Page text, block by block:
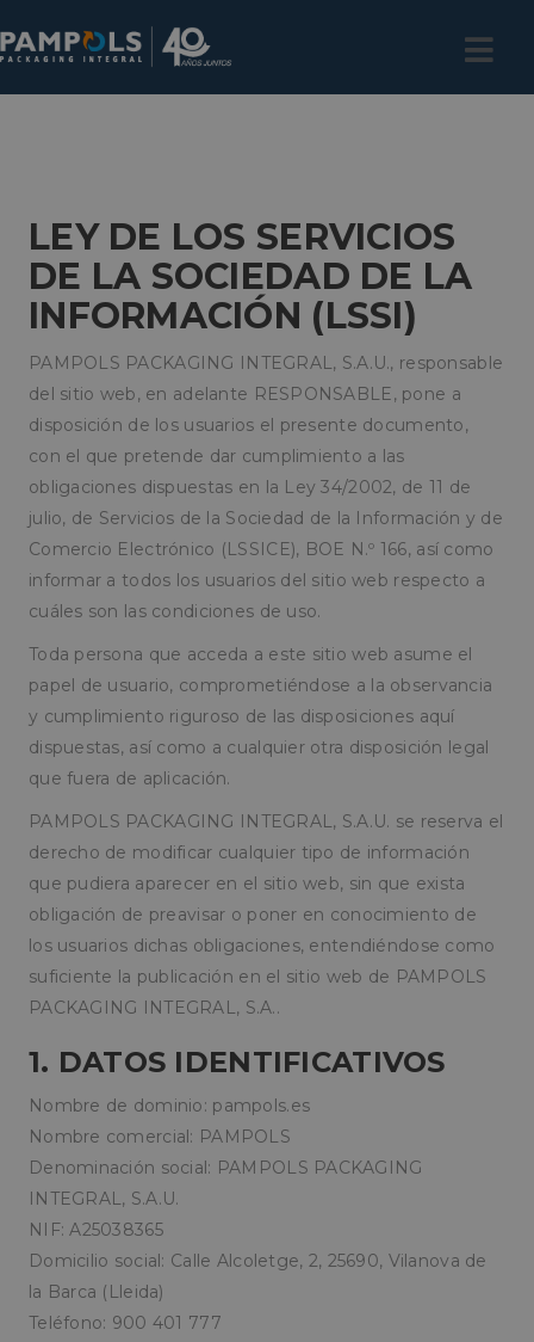
LEY DE LOS SERVICIOS
DE LA SOCIEDAD DE LA
INFORMACIÓN (LSSI)
PAMPOLS PACKAGING INTEGRAL, S.A.U., responsable
del sitio web, en adelante RESPONSABLE, pone a
disposición de los usuarios el presente documento,
con el que pretende dar cumplimiento a las
obligaciones dispuestas en la Ley 34/2002, de 11 de
julio, de Servicios de la Sociedad de la Información y de
Comercio Electrónico (LSSICE), BOE N.º 166, así como
informar a todos los usuarios del sitio web respecto a
cuáles son las condiciones de uso.
Toda persona que acceda a este sitio web asume el
papel de usuario, comprometiéndose a la observancia
y cumplimiento riguroso de las disposiciones aquí
dispuestas, así como a cualquier otra disposición legal
que fuera de aplicación.
PAMPOLS PACKAGING INTEGRAL, S.A.U. se reserva el
derecho de modificar cualquier tipo de información
que pudiera aparecer en el sitio web, sin que exista
obligación de preavisar o poner en conocimiento de
los usuarios dichas obligaciones, entendiéndose como
suficiente la publicación en el sitio web de PAMPOLS
PACKAGING INTEGRAL, S.A..
1. DATOS IDENTIFICATIVOS
Nombre de dominio: pampols.es
Nombre comercial: PAMPOLS
Denominación social: PAMPOLS PACKAGING
INTEGRAL, S.A.U.
NIF: A25038365
Domicilio social: Calle Alcoletge, 2, 25690, Vilanova de
la Barca (Lleida)
Teléfono: 900 401 777